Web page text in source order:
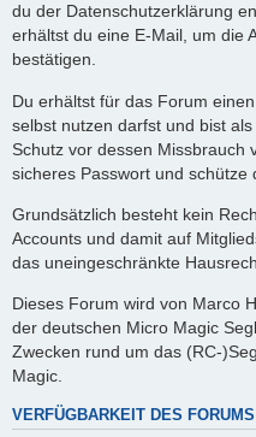
du der Datenschutzerklärung
erhältst du eine E-Mail, um die
bestätigen.
Du erhältst für das Forum
selbst nutzen darfst und bist
Schutz vor dessen Missbrauch
sicheres Passwort und schütze
Grundsätzlich besteht kein
Accounts und damit auf
das uneingeschränkte
Dieses Forum wird von Marco
der deutschen Micro Magic
Zwecken rund um das (RC-
Magic.
VERFÜGBARKEIT DES FORUMS